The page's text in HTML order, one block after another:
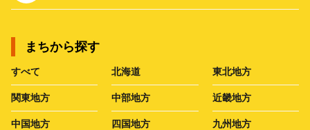
まちから探す
すべて 北海道 東北地方
関東地方 中部地方 近畿地方
中国地方 四国地方 九州地方